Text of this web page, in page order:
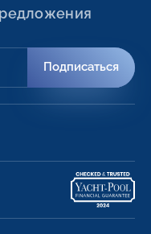
Подписаться